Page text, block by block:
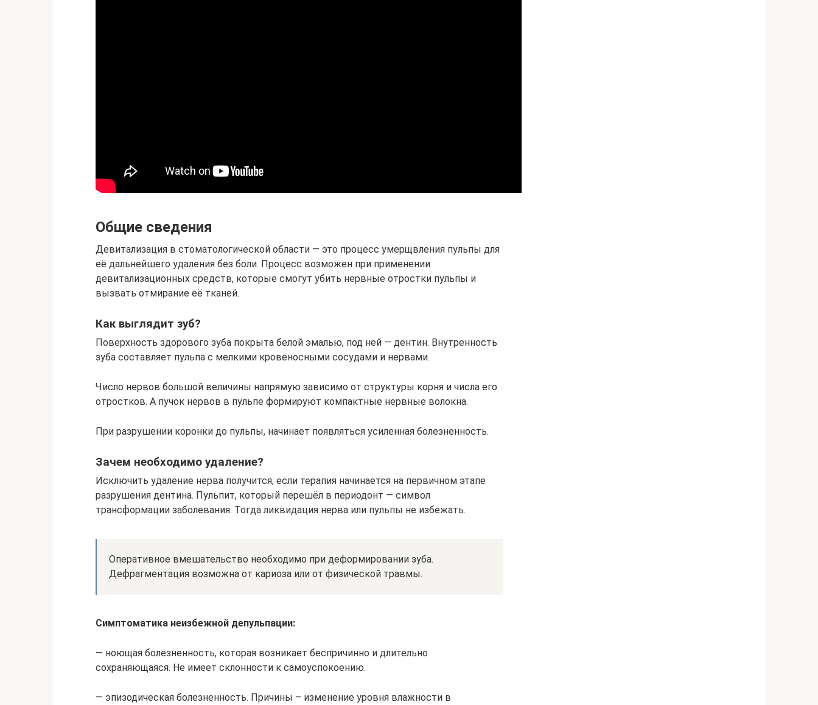
Общие сведения
Девитализация в стоматологической области — это процесс умерщвления пульпы для
её дальнейшего удаления без боли. Процесс возможен при применении
девитализационных средств, которые смогут убить нервные отростки пульпы и
вызвать отмирание её тканей.
Как выглядит зуб?
Поверхность здорового зуба покрыта белой эмалью, под ней — дентин. Внутренность
зуба составляет пульпа с мелкими кровеносными сосудами и нервами.
Число нервов большой величины напрямую зависимо от структуры корня и числа его
отростков. А пучок нервов в пульпе формируют компактные нервные волокна.
При разрушении коронки до пульпы, начинает появляться усиленная болезненность.
Зачем необходимо удаление?
Исключить удаление нерва получится, если терапия начинается на первичном этапе
разрушения дентина. Пульпит, который перешёл в периодонт — символ
трансформации заболевания. Тогда ликвидация нерва или пульпы не избежать.
Оперативное вмешательство необходимо при деформировании зуба.
Дефрагментация возможна от кариоза или от физической травмы.
Симптоматика неизбежной депульпации:
— ноющая болезненность, которая возникает беспричинно и длительно
сохраняющаяся. Не имеет склонности к самоуспокоению.
— эпизодическая болезненность. Причины – изменение уровня влажности в